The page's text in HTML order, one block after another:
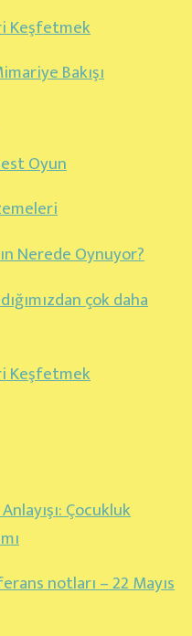
Keşfetmek
Bakışı
Oyun
Nerede Oynuyor?
çok daha
Keşfetmek
Çocukluk
notları – 22 Mayıs